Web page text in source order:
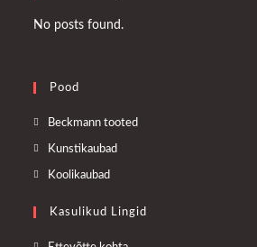
No posts found.
Pood
Beckmann tooted
tab
Kunstikaubad
new
Koolikaubad
a
new
Kasulikud Lingid